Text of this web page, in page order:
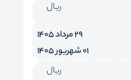
ریال
29 مرداد 1405
01 شهریور 1405
ریال